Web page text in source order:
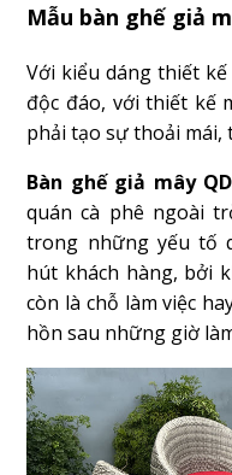
Mẫu bàn ghế giả
Với kiểu dáng thiết
độc đáo, với thiết kế
phải tạo sự thoải
Bàn ghế giả mây
quán cà phê ngoài
trong những yếu tố
hút khách hàng, bởi
còn là chỗ làm việc
hồn sau những giờ